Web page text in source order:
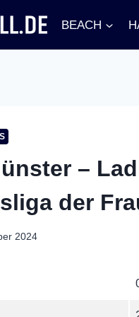
BEACH
–
der
2024